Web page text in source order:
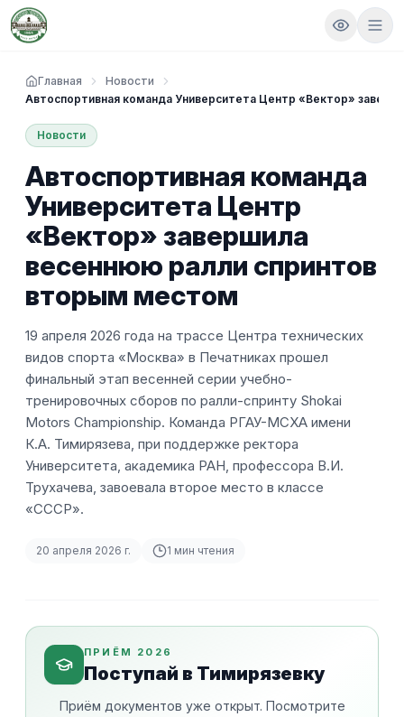
Главная
Новости
Автоспортивная команда Университета Центр «Вектор»
Новости
Автоспортивная команда
Университета Центр
«Вектор» завершила
весеннюю ралли спринтов
вторым местом
19 апреля 2026 года на трассе Центра технических
видов спорта «Москва» в Печатниках прошел
финальный этап весенней серии учебно-
тренировочных сборов по ралли-спринту Shokai
Motors Championship. Команда РГАУ-МСХА имени
К.А. Тимирязева, при поддержке ректора
Университета, академика РАН, профессора В.И.
Трухачева, завоевала второе место в классе
«СССР».
20 апреля 2026 г. 1 мин чтения
ПРИЁМ 2026
Поступай в Тимирязевку
Приём документов уже открыт. Посмотрите